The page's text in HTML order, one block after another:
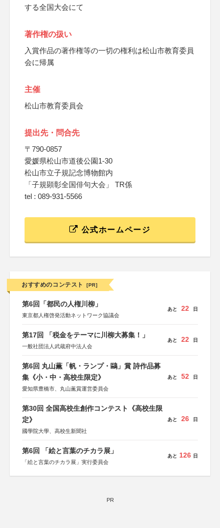
する全国大会にて
著作権の扱い
入賞作品の著作権等の一切の権利は松山市教育委員
会に帰属
主催
松山市教育委員会
提出先・問合先
〒790-0857
愛媛県松山市道後公園1-30
松山市立子規記念博物館内
「子規顕彰全国俳句大会」 TR係
tel : 089-931-5566
公式ホームページ
おすすめのコンテスト [PR]
第6回「都民の人権川柳」
東京都人権啓発活動ネットワーク協議会
あと 22 日
第17回 「税金をテーマに川柳大募集！」
一般社団法人武蔵府中法人会
あと 22 日
第6回 丸山薫「帆・ランプ・鷗」賞 詩作品募
集《小・中・高校生限定》
愛知県豊橋市、丸山薫賞運営委員会
あと 52 日
第30回 全国高校生創作コンテスト《高校生限
定》
國學院大學、高校生新聞社
あと 26 日
第6回 「絵と言葉のチカラ展」
「絵と言葉のチカラ展」実行委員会
あと 126 日
PR